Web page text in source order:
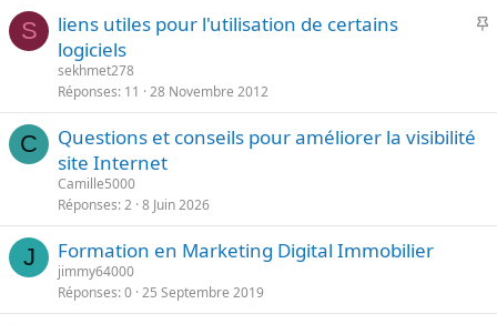
t
et
e
S
I
r
e
liens utiles pour l'utilisation de certains
logiciels
sekhmet278
Réponses 11 28 Novembre 2012
C
Questions et conseils pour améliorer la visibilité
site Internet
Camille5000
Réponses 2 8 Juin 2026
J Formation en Marketing Digital Immobilier
jimmy64000
Réponses 0 25 Septembre 2019